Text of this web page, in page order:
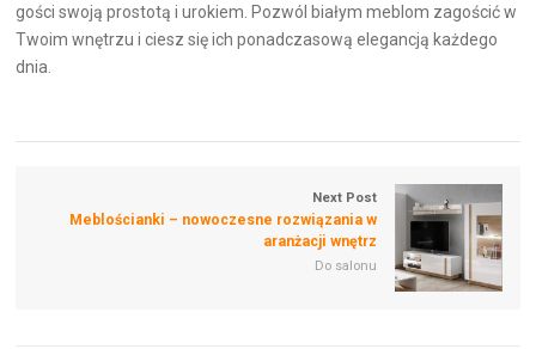
gości swoją prostotą i urokiem. Pozwól białym meblom zagościć w
Twoim wnętrzu i ciesz się ich ponadczasową elegancją każdego
dnia.
Next Post
Meblościanki – nowoczesne rozwiązania w
aranżacji wnętrz
Do salonu